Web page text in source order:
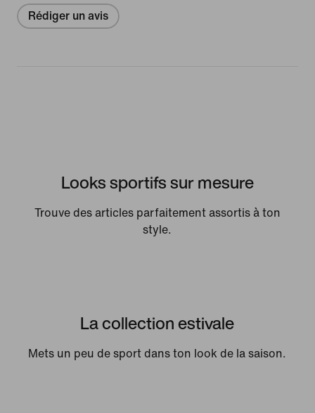
Rédiger un avis
Looks sportifs sur mesure
Trouve des articles parfaitement assortis à ton
style.
La collection estivale
Mets un peu de sport dans ton look de la saison.